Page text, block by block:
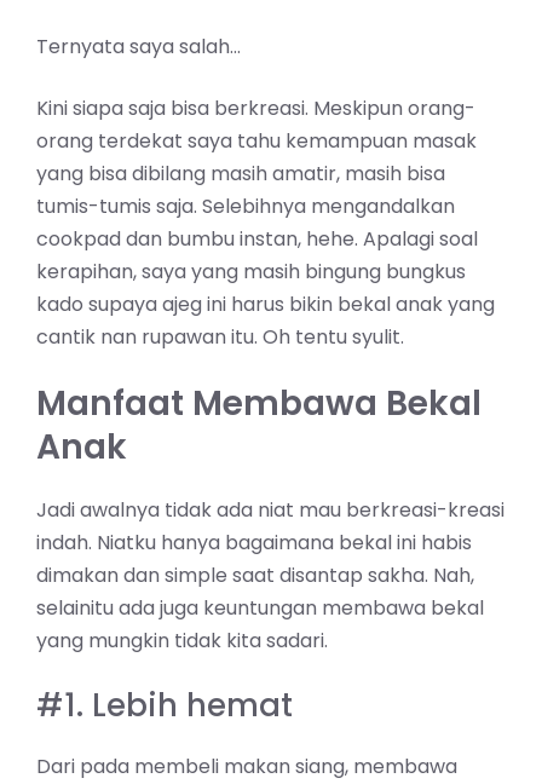
Ternyata saya salah…
Kini siapa saja bisa berkreasi. Meskipun orang-
orang terdekat saya tahu kemampuan masak
yang bisa dibilang masih amatir, masih bisa
tumis-tumis saja. Selebihnya mengandalkan
cookpad dan bumbu instan, hehe. Apalagi soal
kerapihan, saya yang masih bingung bungkus
kado supaya ajeg ini harus bikin bekal anak yang
cantik nan rupawan itu. Oh tentu syulit.
Manfaat Membawa Bekal
Anak
Jadi awalnya tidak ada niat mau berkreasi-kreasi
indah. Niatku hanya bagaimana bekal ini habis
dimakan dan simple saat disantap sakha. Nah,
selainitu ada juga keuntungan membawa bekal
yang mungkin tidak kita sadari.
#1. Lebih hemat
Dari pada membeli makan siang, membawa